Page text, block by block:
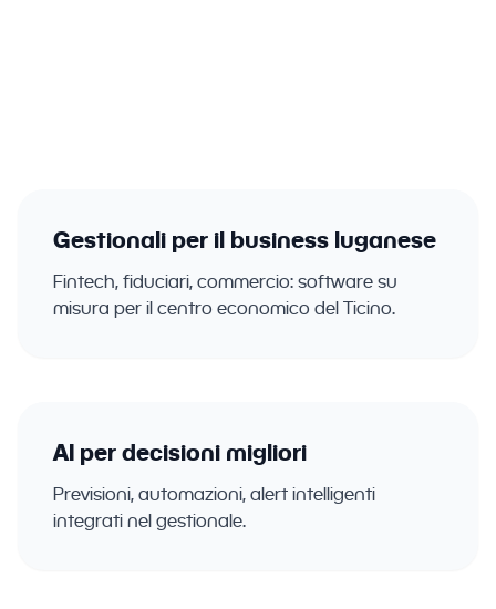
Gestionali per il business luganese
Fintech, fiduciari, commercio: software su
misura per il centro economico del Ticino.
AI per decisioni migliori
Previsioni, automazioni, alert intelligenti
integrati nel gestionale.